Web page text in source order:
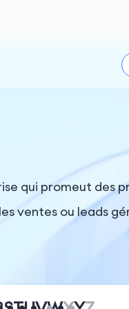
qui promeut des
ventes ou leads